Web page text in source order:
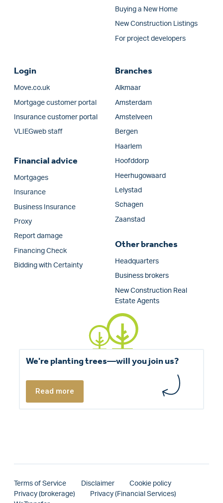
Buying a New Home
New Construction Listings
For project developers
Login
Move.co.uk
Mortgage customer portal
Insurance customer portal
VLIEGweb staff
Financial advice
Mortgages
Insurance
Business Insurance
Proxy
Report damage
Financing Check
Bidding with Certainty
Branches
Alkmaar
Amsterdam
Amstelveen
Bergen
Haarlem
Hoofddorp
Heerhugowaard
Lelystad
Schagen
Zaanstad
Other branches
Headquarters
Business brokers
New Construction Real
Estate Agents
We're planting trees—will you join us?
Read more
Terms of Service Disclaimer
Cookie policy
Privacy (brokerage)
Privacy (Financial Services)